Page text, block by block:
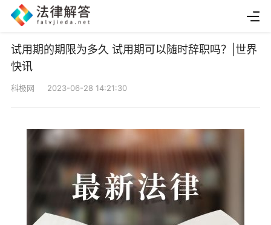
试用期的期限为多久 试用期可以随时辞职吗？|世界
快讯
科极网 2023-06-28 14:21:30